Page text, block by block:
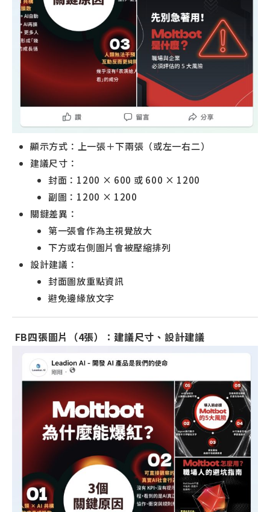
顯示方式：上一張＋下兩張（或左一右二）
建議尺寸：
封面：1200 × 600 或 600 × 1200
副圖：1200 × 1200
關鍵差異：
第一張會作為主視覺放大
下方或右側圖片會被壓縮排列
設計建議：
封面圖放重點資訊
避免邊緣放文字
FB四張圖片（4張）：建議尺寸、設計建議